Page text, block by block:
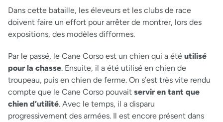
Dans cette bataille, les éleveurs et les clubs de race
doivent faire un effort pour arrêter de montrer, lors des
expositions, des modèles difformes.
Par le passé, le Cane Corso est un chien qui a été utilisé
pour la chasse. Ensuite, il a été utilisé en chien de
troupeau, puis en chien de ferme. On s’est très vite rendu
compte que le Cane Corso pouvait servir en tant que
chien d’utilité. Avec le temps, il a disparu
progressivement des armées. Il est encore présent dans